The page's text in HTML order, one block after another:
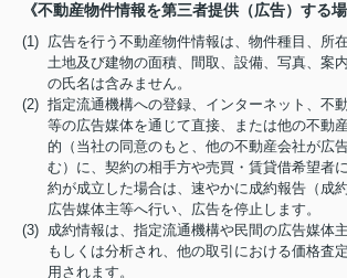
《不動産物件情報を第三者提供（広告）する場
(1) 広告を行う不動産物件情報は、物件種目、所
土地及び建物の面積、間取、設備、写真、案
の氏名は含みません。
(2) 指定流通機構への登録、インターネット、不
等の広告媒体を通じて直接、または他の不動
的（当社の同意のもと、他の不動産会社が広
む）に、契約の相手方や売買・賃貸借希望者
約が成立した場合は、速やかに成約報告（成
広告媒体主等へ行い、広告を停止します。
(3) 成約情報は、指定流通機構や民間の広告媒体
もしくは分析され、他の取引における価格査
用されます。